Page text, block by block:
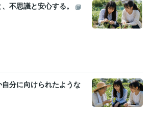
不思議と安心する。
分に向けられたような